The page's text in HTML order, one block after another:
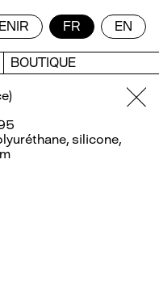
FR EN
BOUTIQUE
silicone,